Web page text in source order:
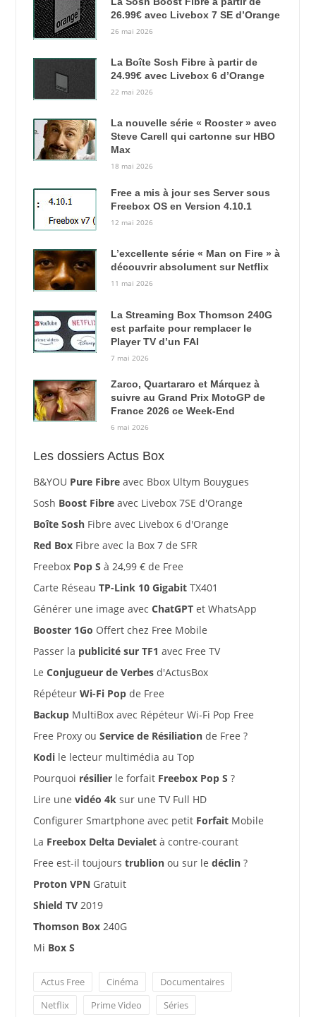
26.99€ avec Livebox 7 SE d’Orange
26 mai 2026
La Boîte Sosh Fibre à partir de
24.99€ avec Livebox 6 d’Orange
22 mai 2026
La nouvelle série « Rooster » avec
Steve Carell qui cartonne sur HBO
Max
18 mai 2026
Free a mis à jour ses Server sous
Freebox OS en Version 4.10.1
12 mai 2026
L’excellente série « Man on Fire » à
découvrir absolument sur Netflix
11 mai 2026
La Streaming Box Thomson 240G
est parfaite pour remplacer le
Player TV d’un FAI
7 mai 2026
Zarco, Quartararo et Márquez à
suivre au Grand Prix MotoGP de
France 2026 ce Week-End
6 mai 2026
Les dossiers Actus Box
B&YOU Pure Fibreavec Bbox Ultym Bouygues
Sosh Boost Fibreavec Livebox 7SE d'Orange
Boîte SoshFibre avec Livebox 6 d'Orange
Red BoxFibre avec la Box 7 de SFR
Freebox Pop S à 24,99 € de Free
Carte Réseau TP-Link 10 GigabitTX401
Générer une image avec ChatGPTet WhatsApp
Booster 1Go Offert chez Free Mobile
Passer la publicité sur TF1 avec Free TV
Le Conjugueur de Verbesd'ActusBox
Répéteur Wi-Fi Popde Free
BackupMultiBox avec Répéteur Wi-Fi Pop Free
Free Proxy ou Service de Résiliationde Free ?
Kodile lecteur multimédia au Top
Pourquoi résilierle forfait Freebox Pop S ?
Lire une vidéo 4ksur une TV Full HD
Configurer Smartphone avec petit ForfaitMobile
La Freebox Delta Devialetà contre-courant
Free est-il toujours trublionou sur le déclin?
Proton VPN Gratuit
Shield TV2019
Thomson Box240G
Mi Box S
Actus Free Cinéma
Documentaires
Netflix
Prime Video Séries